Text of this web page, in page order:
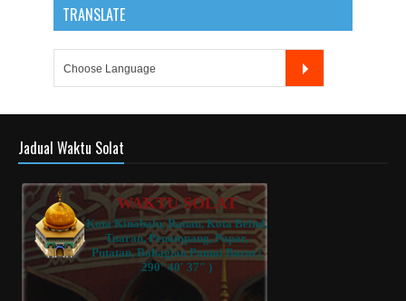
TRANSLATE
Jadual Waktu Solat